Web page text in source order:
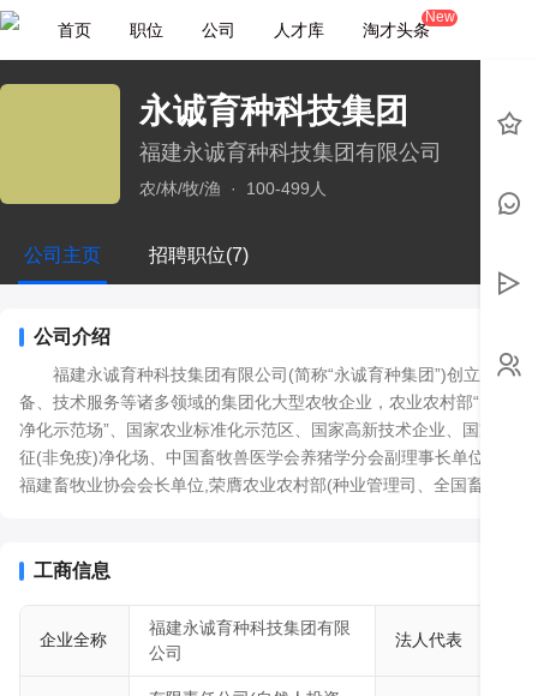
首页 职位 公司 人才库 淘才头条
New
永诚育种科技集团
福建永诚育种科技集团有限公司
农/林/牧/渔 · 100-499人
公司主页 招聘职位(7)
公司介绍
福建永诚育种科技集团有限公司(简称“永诚育种集团”)创立于
备、技术服务等诸多领域的集团化大型农牧企业，农业农村部“国家生
净化示范场”、国家农业标准化示范区、国家高新技术企业、国家级
征(非免疫)净化场、中国畜牧兽医学会养猪学分会副理事长单位、中
福建畜牧业协会会长单位,荣膺农业农村部(种业管理司、全国畜牧总
限公司、福建清流永诚农牧有限公司、福建将乐永诚农牧有限公司、
工商信息
企业全称
福建永诚育种科技集团有限
公司
法人代表